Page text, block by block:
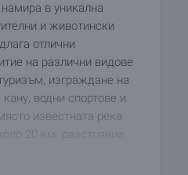
в уникална
и животински
отлични
на различни видове
изграждане на
водни спортове и
известната река
20 км. разстояние.